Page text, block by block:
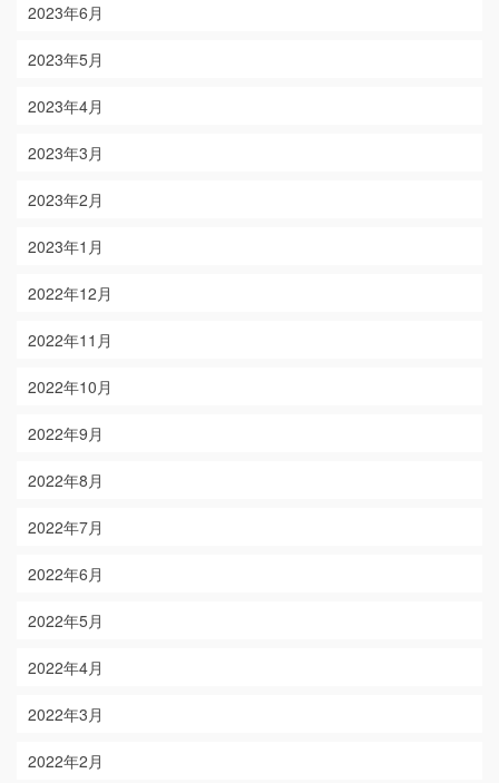
2023年6月
2023年5月
2023年4月
2023年3月
2023年2月
2023年1月
2022年12月
2022年11月
2022年10月
2022年9月
2022年8月
2022年7月
2022年6月
2022年5月
2022年4月
2022年3月
2022年2月